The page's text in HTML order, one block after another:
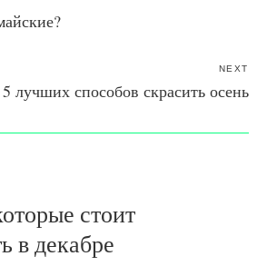
NEXT
5 лучших способов скрасить осень
стоит
в декабре